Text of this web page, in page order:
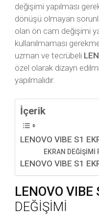
değişimi yapılması
dönüşü olmayan
olan ön cam değişimi
kullanılmaması
uzman ve tecrübeli
özel olarak dizayn
yapılmalıdır.
İçerik
LENOVO VIBE S1
EKRAN DEĞİŞİMİ
LENOVO VIBE S1
LENOVO VIBE
DEĞİŞİMİ